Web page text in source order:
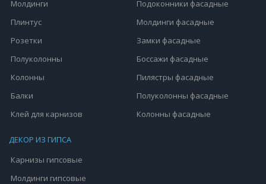
Молдинги
Плинтус
Розетки
Полуколонны
Колонны
Балки
Клей для карнизов
Подоконники фасадные
Молдинги фасадные
Замки фасадные
Боссажи фасадные
Пилястры фасадные
Полуколонны фасадные
Колонны фасадные
ДЕКОР ИЗ ГИПСА
Карнизы гипсовые
Молдинги гипсовые